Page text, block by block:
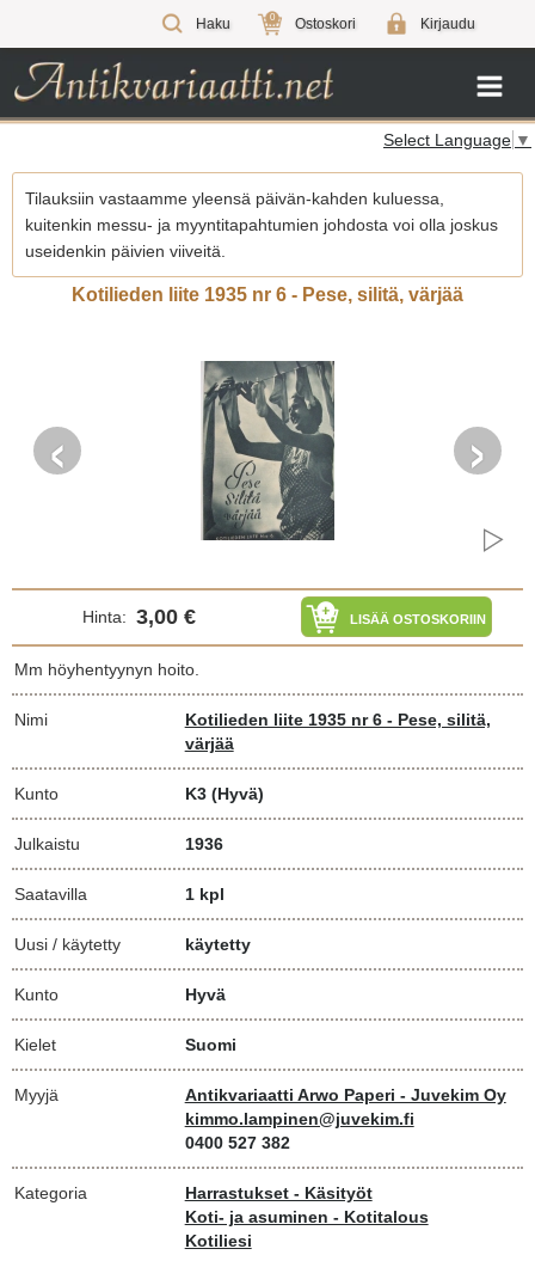
Haku 0 Ostoskori Kirjaudu
Select Language ▼
Tilauksiin vastaamme yleensä päivän-kahden kuluessa,
kuitenkin messu- ja myyntitapahtumien johdosta voi olla joskus
useidenkin päivien viiveitä.
Kotilieden liite 1935 nr 6 - Pese, silitä, värjää
‹ ›
Hinta: 3,00 € LISÄÄ OSTOSKORIIN
Mm höyhentyynyn hoito.
Nimi
Kotilieden liite 1935 nr 6 - Pese, silitä,
värjää
Kunto K3 (Hyvä)
Julkaistu 1936
Saatavilla 1 kpl
Uusi / käytetty käytetty
Kunto Hyvä
Kielet Suomi
Myyjä
Antikvariaatti Arwo Paperi - Juvekim Oy
kimmo.lampinen@juvekim.fi
0400 527 382
Kategoria
Harrastukset - Käsityöt
Koti- ja asuminen - Kotitalous
Kotiliesi